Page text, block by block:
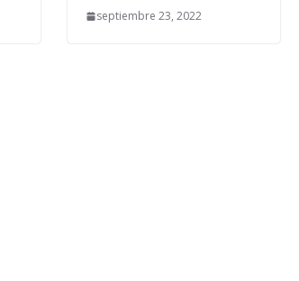
septiembre 23, 2022